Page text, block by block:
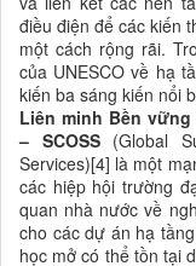
điều điện để các kiến
một cách rộng rãi.
của UNESCO về hạ
kiến ba sáng kiến nổi
Liên minh Bền
– SCOSS(Global
Services)[4] là một
các hiệp hội trường
quan nhà nước về
cho các dự án hạ
học mở có thể tồn tại